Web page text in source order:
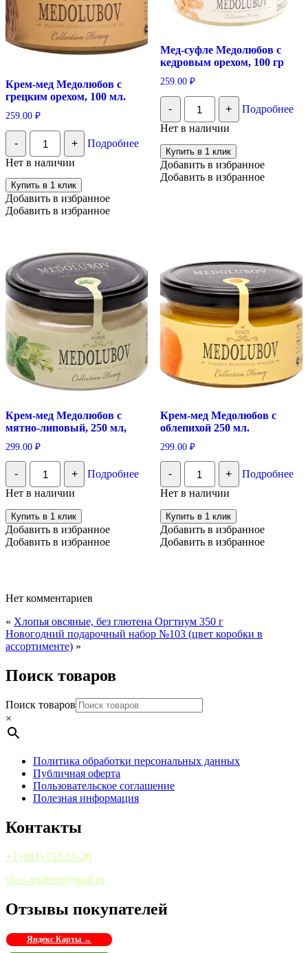
Крем-мед Медолюбов с
грецким орехом, 100 мл.
259.00 ₽
-
Количество
Крем-
мед
Медолюбов
с
грецким
орехом,
100
+
Подробнее
Нет в наличии
Купить в 1 клик
Добавить в избранное
Добавить в избранное
Мед-суфле Медолюбов с
кедровым орехом, 100 гр
259.00 ₽
-
Количество
Мед-
суфле
Медолюбов
с
кедровым
орехом,
100
+
Подробнее
Нет в наличии
Купить в 1 клик
Добавить в избранное
Добавить в избранное
Крем-мед Медолюбов с
мятно-липовый, 250 мл,
299.00 ₽
-
Количество
Крем-
мед
Медолюбов
с
мятно-
липовый,
250
+
Подробнее
Нет в наличии
Купить в 1 клик
Добавить в избранное
Добавить в избранное
Крем-мед Медолюбов с
облепихой 250 мл.
299.00 ₽
-
Количество
Крем-
мед
Медолюбов
с
облепихой
250
мл.
+
Подробнее
Нет в наличии
Купить в 1 клик
Добавить в избранное
Добавить в избранное
Нет комментариев
« Хлопья овсяные, без глютена Оргтиум 350 г
Новогодний подарочный набор №103 (цвет коробки в
ассортименте) »
Поиск товаров
Поиск товаров
×
Политика обработки персональных данных
Публичная оферта
Пользовательское соглашение
Полезная информация
Контакты
+7 (981) 712-56-26
vkus-traditsyi@mail.ru
Отзывы покупателей
Яндекс Карты →